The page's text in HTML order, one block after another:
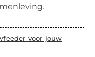
voor jouw